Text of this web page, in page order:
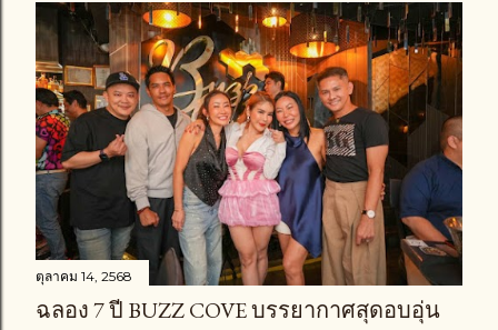
ค
ว
า
ม
ตุลาคม 14, 2568
ฉลอง 7 ปี BUZZ COVE บรรยากาศสุดอบอุ่น